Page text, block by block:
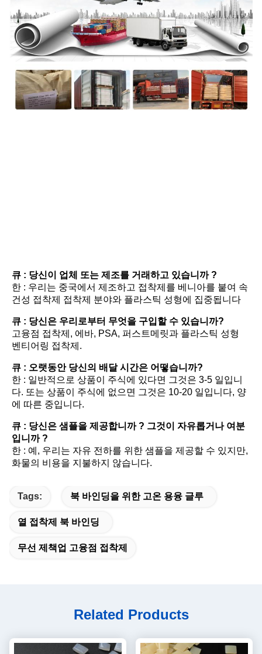
큐 : 당신이 업체 또는 제조를 거래하고 있습니까 ?
한 : 우리는 중국에서 제조하고 접착제를 베니아를 붙여 속
건성 접착제 접착제 분야와 플라스틱 성형에 집중됩니다
큐 : 당신은 우리로부터 무엇을 구입할 수 있습니까?
고융점 접착제, 에바, PSA, 퍼스트메릿과 플라스틱 성형
벤티어링 접착제.
큐 : 오랫동안 당신의 배달 시간은 어떻습니까?
한 : 일반적으로 상품이 주식에 있다면 그것은 3-5 일입니
다. 또는 상품이 주식에 없으면 그것은 10-20 일입니다, 양
에 따른 중입니다.
큐 : 당신은 샘플을 제공합니까 ? 그것이 자유롭거나 여분
입니까 ?
한 : 예, 우리는 자유 전하를 위한 샘플을 제공할 수 있지만,
화물의 비용을 지불하지 않습니다.
Tags: 북 바인딩을 위한 고온 용융 글루
열 접착제 북 바인딩
무선 제책업 고융점 접착제
Related Products